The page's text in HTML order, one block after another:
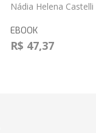
Nádia Helena Castelli
EBOOK
R$ 47,37